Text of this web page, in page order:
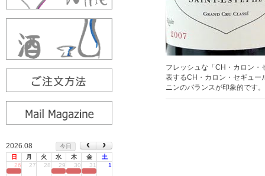
2026.08
今日
日
月 火 水 木 金
土
26
27 28 29 30 31 1
フレッシュな「CH・カロン
表するCH・カロン・セギュー
ニンのバランスが印象的です